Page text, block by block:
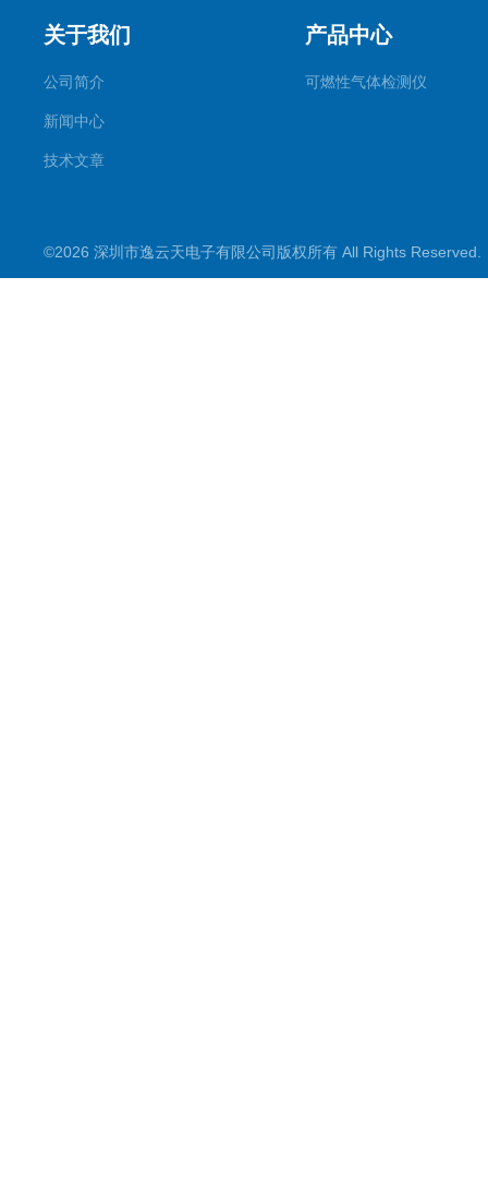
关于我们
公司简介
新闻中心
技术文章
产品中心
可燃性气体检测仪
©2026 深圳市逸云天电子有限公司版权所有 All Rights